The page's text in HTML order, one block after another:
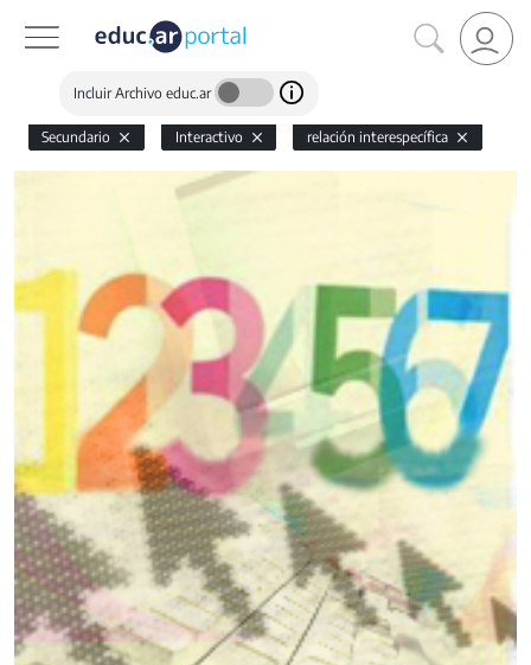
Incluir Archivo educ.ar
Secundario Interactivo relación interespecífica